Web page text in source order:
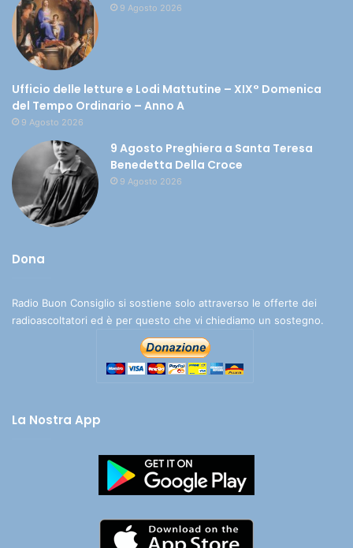
9 Agosto 2026
Ufficio delle letture e Lodi Mattutine – XIX° Domenica
del Tempo Ordinario – Anno A
9 Agosto 2026
9 Agosto Preghiera a Santa Teresa
Benedetta Della Croce
9 Agosto 2026
Dona
Radio Buon Consiglio si sostiene solo attraverso le offerte dei
radioascoltatori ed è per questo che vi chiediamo un sostegno.
La Nostra App